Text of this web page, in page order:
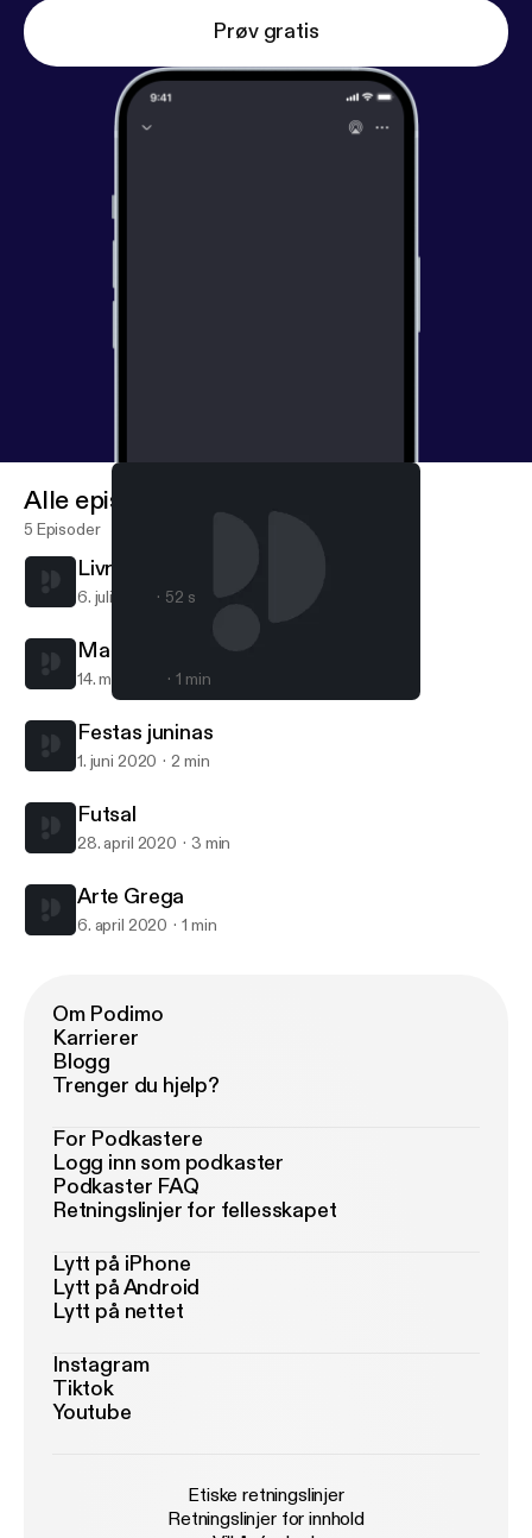
Prøv gratis
Podcast Do Caetano
Alle episoder
5 Episoder
Livro da Biblioteca
6. juli 2021 52 s
Matemática
14. mai 2021 1 min
Festas juninas
1. juni 2020 2 min
Futsal
28. april 2020 3 min
Arte Grega
6. april 2020 1 min
Om Podimo
Karrierer
Blogg
Trenger du hjelp?
For Podkastere
Logg inn som podkaster
Podkaster FAQ
Retningslinjer for fellesskapet
Lytt på iPhone
Lytt på Android
Lytt på nettet
Instagram
Tiktok
Youtube
Etiske retningslinjer
Retningslinjer for innhold